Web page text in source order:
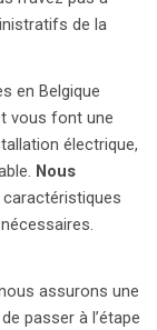
de la
en Belgique
vous font une
électrique,
Nous
assurons une
passer à l’étape